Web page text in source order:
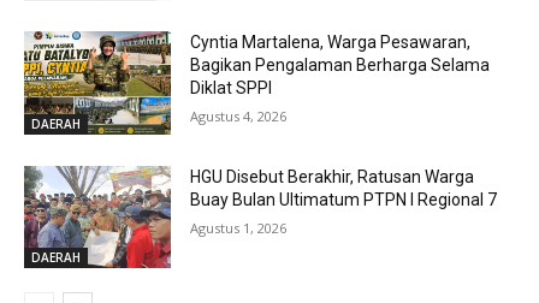
DAERAH
Cyntia Martalena, Warga Pesawaran,
Bagikan Pengalaman Berharga Selama
Diklat SPPI
Agustus 4, 2026
DAERAH
HGU Disebut Berakhir, Ratusan Warga
Buay Bulan Ultimatum PTPN I Regional 7
Agustus 1, 2026